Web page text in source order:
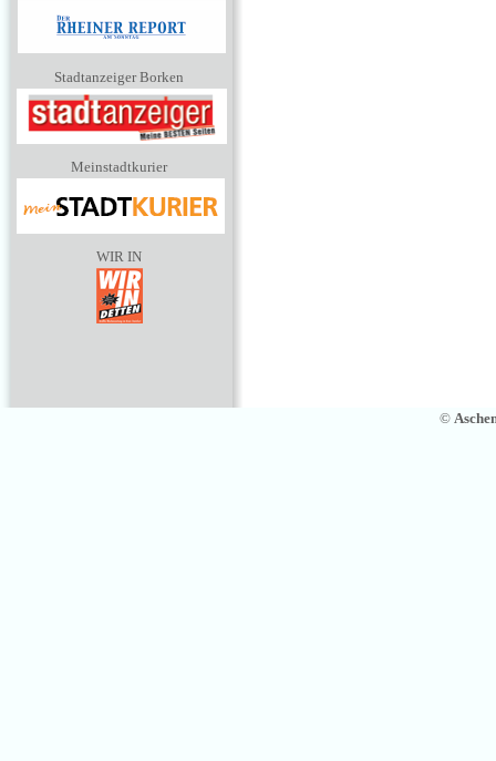
Stadtanzeiger Borken
Meinstadtkurier
WIR IN
©